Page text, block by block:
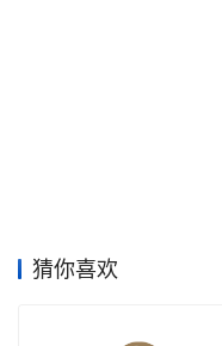
材
猜你喜欢